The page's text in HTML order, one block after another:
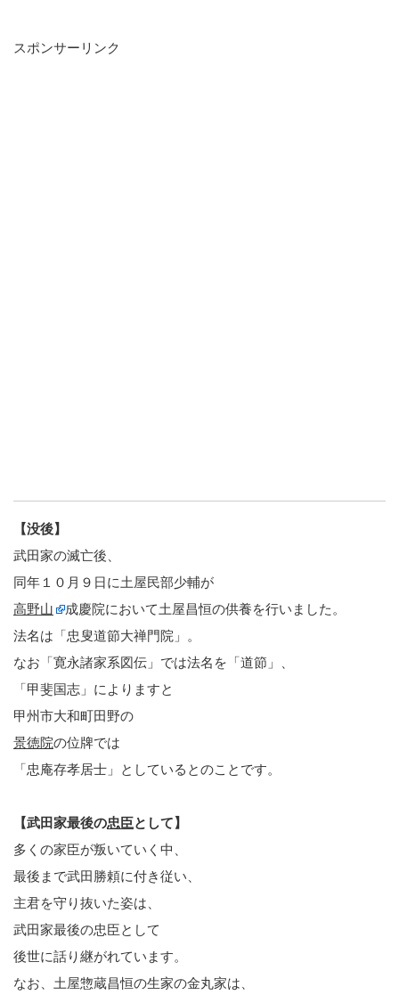
スポンサーリンク
【没後】
武田家の滅亡後、
同年１０月９日に土屋民部少輔が
高野山
成慶院において土屋昌恒の供養を行いました。
法名は「忠叟道節大禅門院」。
なお「寛永諸家系図伝」では法名を「道節」、
「甲斐国志」によりますと
甲州市大和町田野の
景徳院の位牌では
「忠庵存孝居士」としているとのことです。
【武田家最後の忠臣として】
多くの家臣が叛いていく中、
最後まで武田勝頼に付き従い、
主君を守り抜いた姿は、
武田家最後の忠臣として
後世に話り継がれています。
なお、土屋惣蔵昌恒の生家の金丸家は、